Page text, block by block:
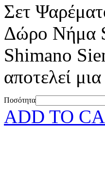
Σετ
Δώρο Νήμα
Shimano
αποτελεί
Ποσότητα
ADD TO